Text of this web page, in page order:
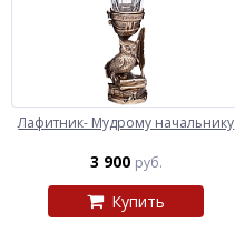
Лафитник- Мудрому начальнику
3 900 руб.
Купить